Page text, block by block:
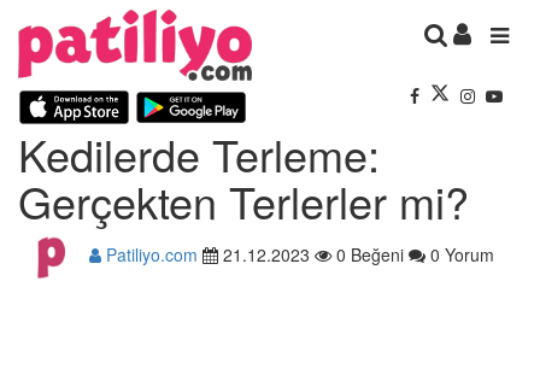
Kedilerde Terleme:
Gerçekten Terlerler mi?
Patiliyo.com 21.12.2023 0 Beğeni 0 Yorum